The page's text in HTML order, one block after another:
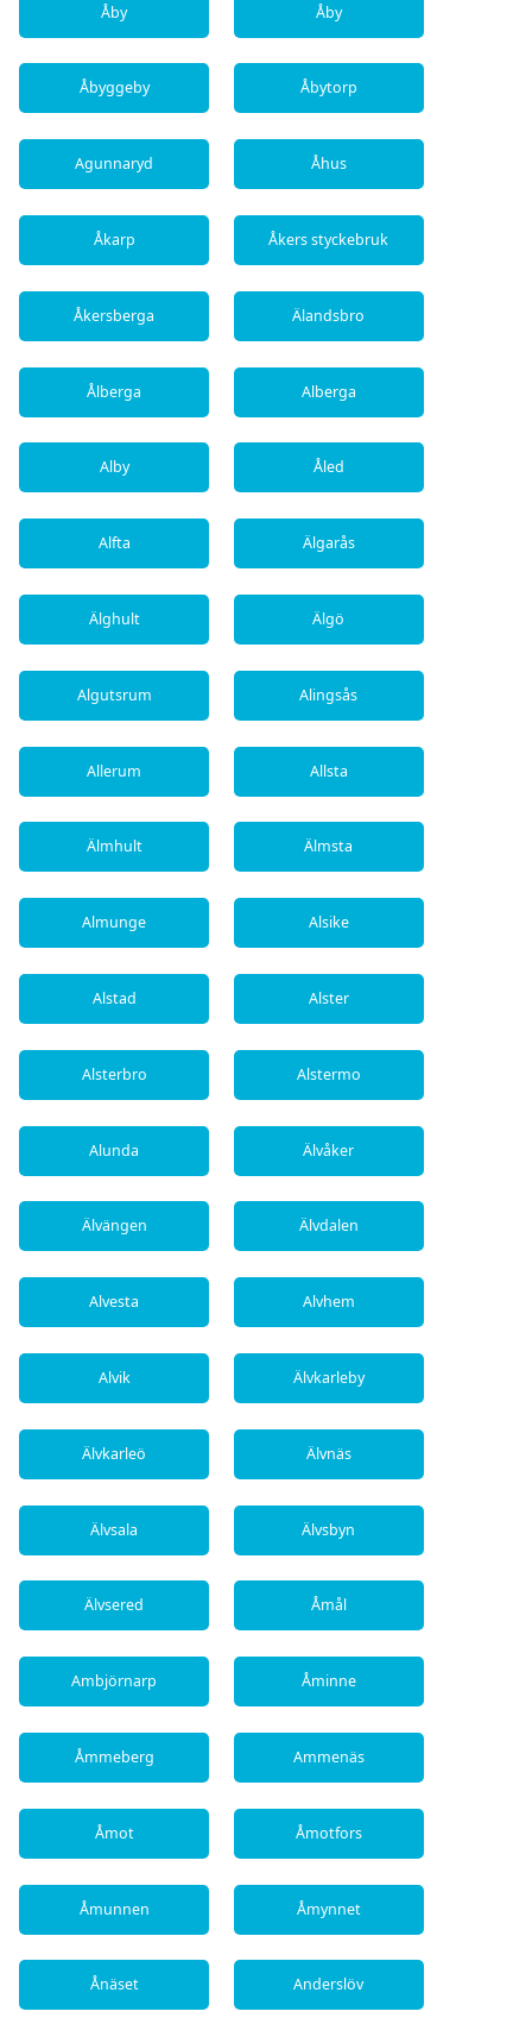
Åby Åby
Åbyggeby Åbytorp
Agunnaryd Åhus
Åkarp Åkers styckebruk
Åkersberga Älandsbro
Ålberga Alberga
Alby Åled
Alfta Älgarås
Älghult Älgö
Algutsrum Alingsås
Allerum Allsta
Älmhult Älmsta
Almunge Alsike
Alstad Alster
Alsterbro Alstermo
Alunda Älvåker
Älvängen Älvdalen
Alvesta Alvhem
Alvik Älvkarleby
Älvkarleö Älvnäs
Älvsala Älvsbyn
Älvsered Åmål
Ambjörnarp Åminne
Åmmeberg Ammenäs
Åmot Åmotfors
Åmunnen Åmynnet
Ånäset Anderslöv